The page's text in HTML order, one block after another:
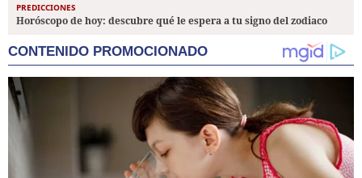
PREDICCIONES
Horóscopo de hoy: descubre qué le espera a tu signo del zodiaco
CONTENIDO PROMOCIONADO